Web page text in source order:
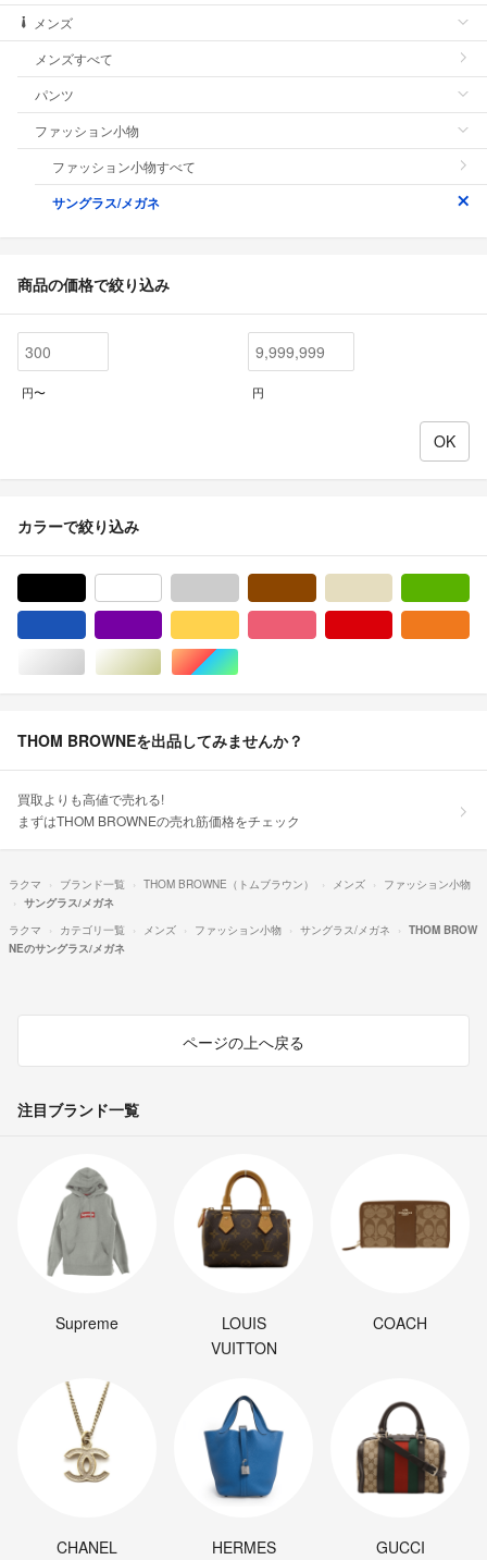
メンズ
メンズすべて
パンツ
ファッション小物
ファッション小物すべて
サングラス/メガネ
商品の価格で絞り込み
円〜 円
カラーで絞り込み
シルバー/銀色系ゴールド/金色系マルチカラー
THOM BROWNEを出品してみませんか？
買取よりも高値で売れる!
まずはTHOM BROWNEの売れ筋価格をチェック
ラクマ ブランド一覧 THOM BROWNE（トムブラウン） メンズ
ファッション小物
サングラス/メガネ
ラクマ
カテゴリ一覧 メンズ ファッション小物 サングラス/メガネ
THOM BROW
NEのサングラス/メガネ
ページの上へ戻る
注目ブランド一覧
Supreme
LOUIS
VUITTON
COACH
CHANEL HERMES GUCCI